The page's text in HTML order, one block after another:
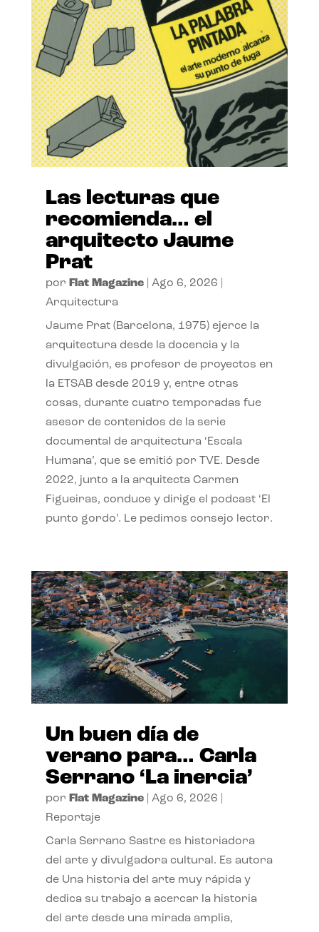
Las lecturas que
recomienda… el
arquitecto Jaume
Prat
por Flat Magazine| Ago 6, 2026
Arquitectura
Jaume Prat (Barcelona, 1975) ejerce la
arquitectura desde la docencia y la
divulgación, es profesor de proyectos en
la ETSAB desde 2019 y, entre otras
cosas, durante cuatro temporadas fue
asesor de contenidos de la serie
documental de arquitectura ‘Escala
Humana’, que se emitió por TVE. Desde
2022, junto a la arquitecta Carmen
Figueiras, conduce y dirige el podcast ‘El
punto gordo’. Le pedimos consejo lector.
Un buen día de
verano para… Carla
Serrano ‘La inercia’
por Flat Magazine| Ago 6, 2026
Reportaje
Carla Serrano Sastre es historiadora
del arte y divulgadora cultural. Es autora
de Una historia del arte muy rápida y
dedica su trabajo a acercar la historia
del arte desde una mirada amplia,